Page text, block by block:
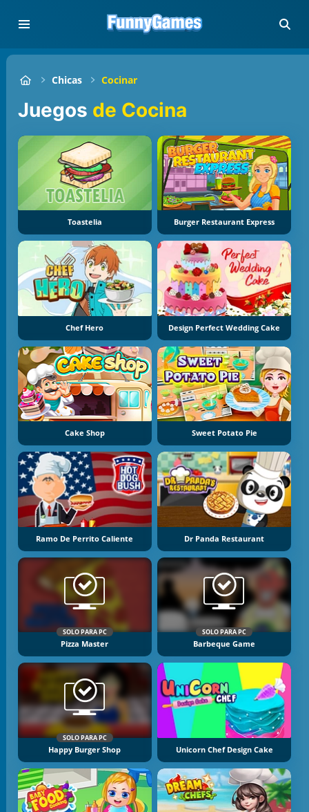
Chicas Cocinar
Juegos de Cocina
Toastelia Burger Restaurant Express
Chef Hero Design Perfect Wedding Cake
Cake Shop Sweet Potato Pie
Ramo De Perrito Caliente Dr Panda Restaurant
SOLO PARA PC
Pizza Master
SOLO PARA PC
Barbeque Game
SOLO PARA PC
Happy Burger Shop Unicorn Chef Design Cake